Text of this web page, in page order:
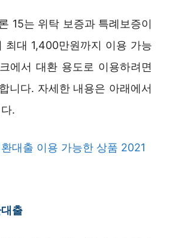
15는 위탁 보증과 특례보증이
최대 1,400만원까지 이용 가능
에서 대환 용도로 이용하려면
니다. 자세한 내용은 아래에서
.
대출 이용 가능한 상품 2021
출